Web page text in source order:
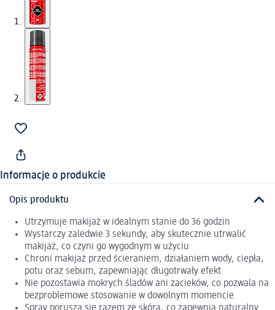
Informacje o produkcie
Opis produktu
Utrzymuje makijaż w idealnym stanie do 36 godzin
Wystarczy zaledwie 3 sekundy, aby skutecznie utrwalić
makijaż, co czyni go wygodnym w użyciu
Chroni makijaż przed ścieraniem, działaniem wody, ciepła,
potu oraz sebum, zapewniając długotrwały efekt
Nie pozostawia mokrych śladów ani zacieków, co pozwala na
bezproblemowe stosowanie w dowolnym momencie
Spray porusza się razem ze skórą, co zapewnia naturalny